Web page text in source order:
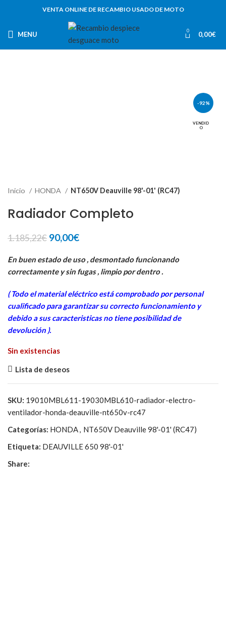
VENTA ONLINE DE RECAMBIO USADO DE MOTO
MENU 0 0,00€
-92%
VENDID
O
Inicio HONDA NT650V Deauville 98'-01' (RC47)
Radiador Completo
1.185,22€ El
original
era:
90,00€El
actual
es:
En buen estado de uso , desmontado funcionando
correctamente y sin fugas , limpio por dentro .
( Todo el material eléctrico está comprobado por personal
cualificado para garantizar su correcto funcionamiento y
debido a sus caracteristicas no tiene posibilidad de
devolución ).
Sin existencias
Lista de deseos
SKU: 19010MBL611-19030MBL610-radiador-electro-
ventilador-honda-deauville-nt650v-rc47
Categorías: HONDA, NT650V Deauville 98'-01' (RC47)
Etiqueta: DEAUVILLE 650 98'-01'
Share: